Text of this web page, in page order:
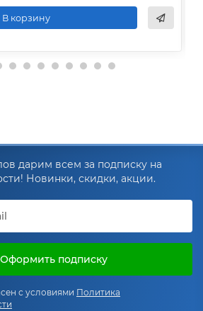
В корзину
дарим всем за подписку на
Новинки, скидки, акции.
Оформить подписку
с условиями Политика